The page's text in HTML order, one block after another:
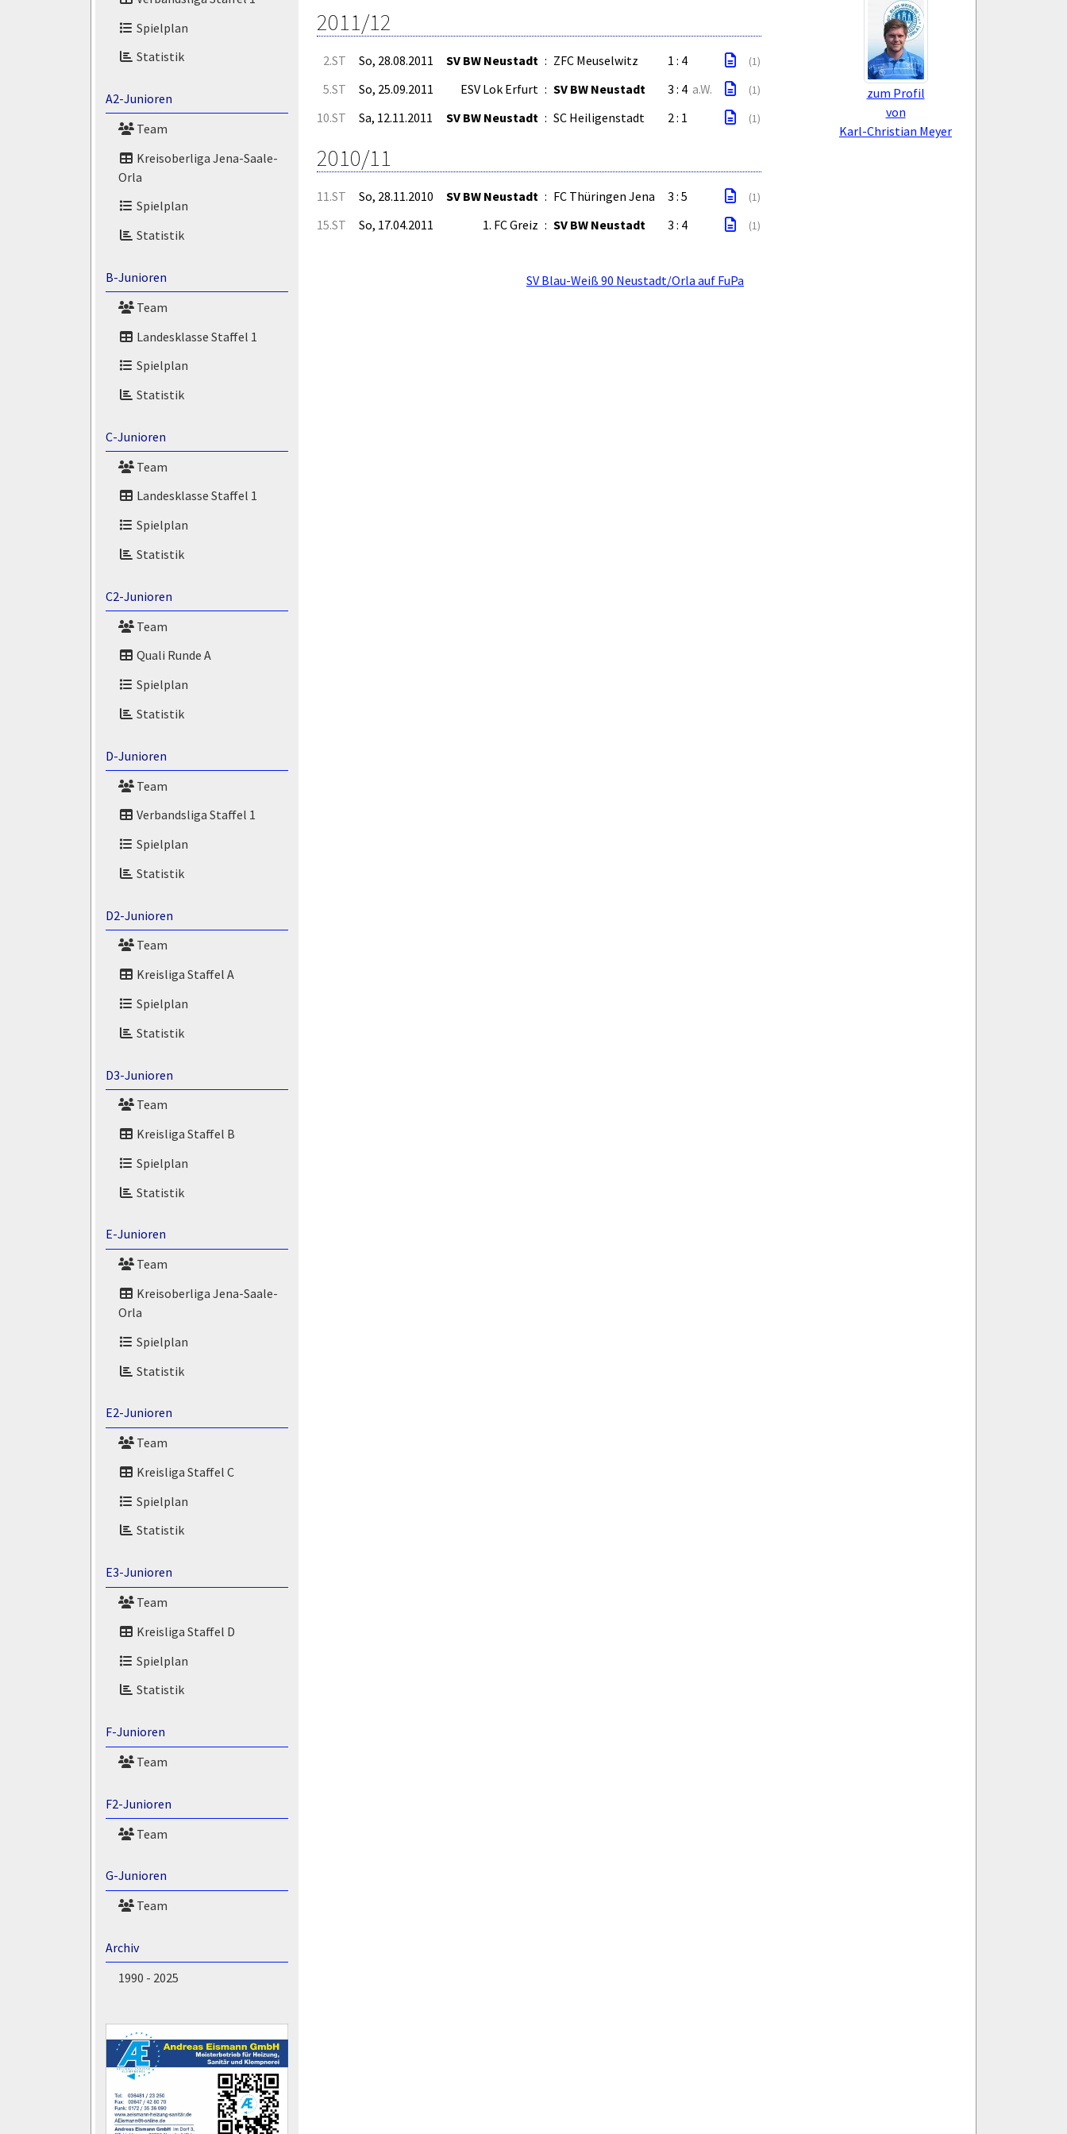
Spielplan
Statistik
A2-Junioren
Team
Kreisoberliga Jena-Saale-
Orla
Spielplan
Statistik
B-Junioren
Team
Landesklasse Staffel 1
Spielplan
Statistik
C-Junioren
Team
Landesklasse Staffel 1
Spielplan
Statistik
C2-Junioren
Team
Quali Runde A
Spielplan
Statistik
D-Junioren
Team
Verbandsliga Staffel 1
Spielplan
Statistik
D2-Junioren
Team
Kreisliga Staffel A
Spielplan
Statistik
D3-Junioren
Team
Kreisliga Staffel B
Spielplan
Statistik
E-Junioren
Team
Kreisoberliga Jena-Saale-
Orla
Spielplan
Statistik
E2-Junioren
Team
Kreisliga Staffel C
Spielplan
Statistik
E3-Junioren
Team
Kreisliga Staffel D
Spielplan
Statistik
F-Junioren
Team
F2-Junioren
Team
G-Junioren
Team
Archiv
1990 - 2025
zum Profil
von
Karl-Christian Meyer
2011/12
2.ST So, 28.08.2011 SV BW Neustadt : ZFC Meuselwitz 1 : 4 (1)
5.ST So, 25.09.2011 ESV Lok Erfurt : SV BW Neustadt 3 : 4 a.W. (1)
10.ST Sa, 12.11.2011 SV BW Neustadt : SC Heiligenstadt 2 : 1 (1)
2010/11
11.ST So, 28.11.2010 SV BW Neustadt : FC Thüringen Jena 3 : 5 (1)
15.ST So, 17.04.2011 1. FC Greiz : SV BW Neustadt 3 : 4 (1)
SV Blau-Weiß 90 Neustadt/Orla auf FuPa